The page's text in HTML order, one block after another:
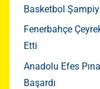
Basketbol
Fenerbahçe
Etti
Anadolu Efes
Başardı